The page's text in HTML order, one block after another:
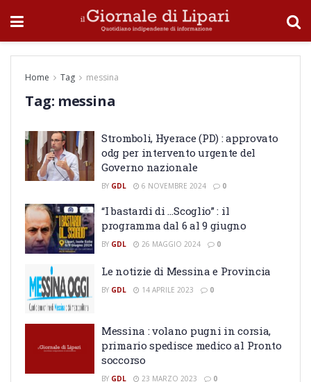
Home Tag messina
Tag: messina
Stromboli, Hyerace (PD) : approvato
odg per intervento urgente del
Governo nazionale
BY GDL 6 NOVEMBRE 2024 0
“I bastardi di …Scoglio” : il
programma dal 6 al 9 giugno
BY GDL 26 MAGGIO 2024 0
Le notizie di Messina e Provincia
BY GDL 14 APRILE 2023 0
Messina : volano pugni in corsia,
primario spedisce medico al Pronto
soccorso
BY GDL 23 MARZO 2023 0